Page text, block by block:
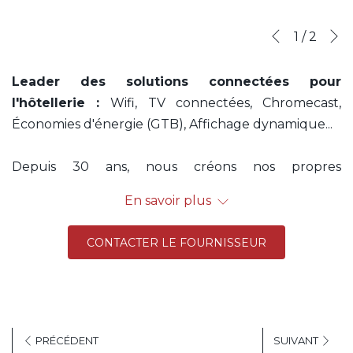
Précédent
1 /2
Leader des solutions connectées pour
l'hôtellerie :Wifi, TV connectées, Chromecast,
Économies d'énergie (GTB), Affichage dynamique...
Depuis 30 ans, nous créons nos propres
main de haute qualité, qui facilitent votre quotidien
et améliorent l'expérience de vos clients. Nous
accompagnons plus de 14 000 établissements en
-
solution Internet & Wifi ultra-performante
En savoir plus
CONTACTER LE FOURNISSEUR
PRÉCÉDENT SUIVANT